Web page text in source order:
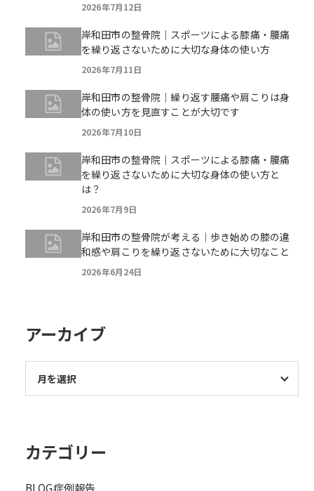
2026年7月12日
岸和田市の整骨院｜スポーツによる膝痛・腰痛
を繰り返さないために大切な身体の使い方
2026年7月11日
岸和田市の整骨院｜繰り返す腰痛や肩こりは身
体の使い方を見直すことが大切です
2026年7月10日
岸和田市の整骨院｜スポーツによる膝痛・腰痛
を繰り返さないために大切な身体の使い方と
は？
2026年7月9日
岸和田市の整骨院が考える｜歩き始めの膝の違
和感や肩こりを繰り返さないために大切なこと
2026年6月24日
アーカイブ
カテゴリー
BLOG症例報告